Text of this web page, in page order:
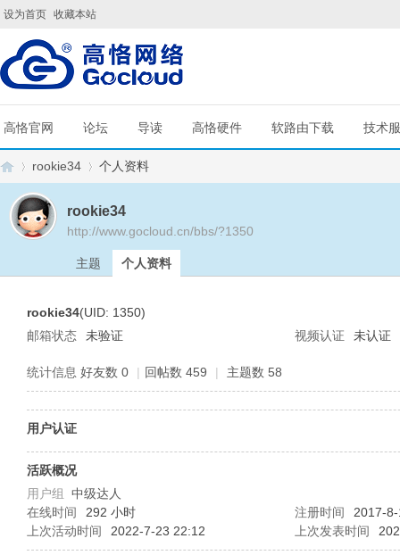
设为首页 收藏本站
高恪官网 论坛 导读 高恪硬件 软路由下载 技术
rookie34
›
个人资料
rookie34
http://www.gocloud.cn/bbs/?1350
主题 个人资料
rookie34(UID: 1350)
邮箱状态
未验证 视频认证 未认证
统计信息 好友数 0 | 回帖数 459 | 主题数 58
用户认证
活跃概况
用户组 中级达人
在线时间
292 小时 注册时间
2017-
上次活动时间
2022-7-23 22:12 上次发表时间